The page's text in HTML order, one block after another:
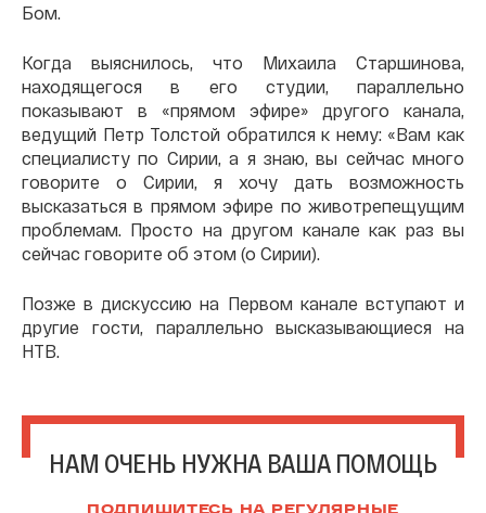
Бом.
Когда выяснилось, что Михаила Старшинова,
находящегося в его студии, параллельно
показывают в «прямом эфире» другого канала,
ведущий Петр Толстой обратился к нему: «Вам как
специалисту по Сирии, а я знаю, вы сейчас много
говорите о Сирии, я хочу дать возможность
высказаться в прямом эфире по животрепещущим
проблемам. Просто на другом канале как раз вы
сейчас говорите об этом (о Сирии).
Позже в дискуссию на Первом канале вступают и
другие гости, параллельно высказывающиеся на
НТВ.
НАМ ОЧЕНЬ НУЖНА ВАША ПОМОЩЬ